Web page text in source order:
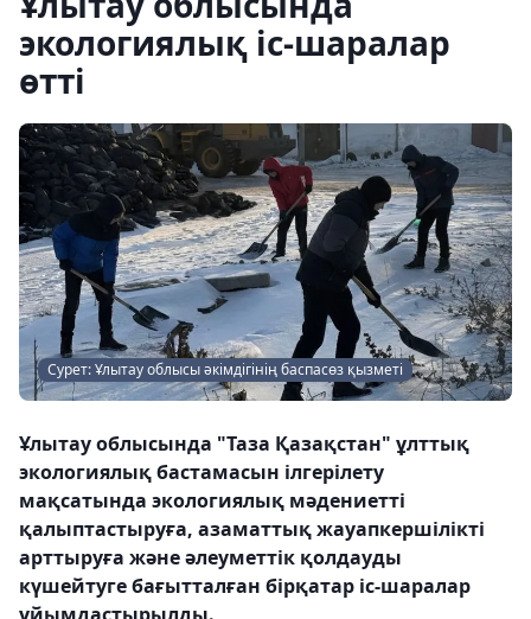
экологиялық іс-шаралар
өтті
Сурет: Ұлытау облысы әкімдігінің баспасөз қызметі
Ұлытау облысында "Таза Қазақстан" ұлттық
экологиялық бастамасын ілгерілету
мақсатында экологиялық мәдениетті
қалыптастыруға, азаматтық жауапкершілікті
арттыруға және әлеуметтік қолдауды
күшейтуге бағытталған бірқатар іс-шаралар